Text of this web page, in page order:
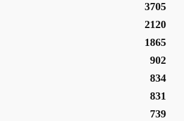
3705
2120
1865
902
834
831
739